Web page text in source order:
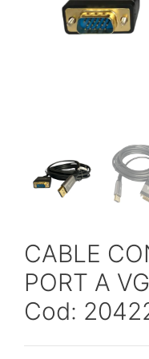
CABLE
PORT A
Cod: